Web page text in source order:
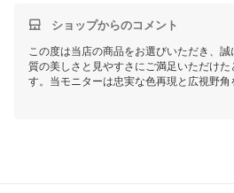
ショップからのコメント
この度は当店の商品をお選びいただき、
質の美しさと見やすさにご満足いただけた
す。当モニターは忠実な色再現と広視野角
や、フルHDの高画質を特徴としておりま